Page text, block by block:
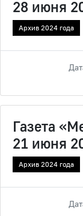
28 июня
Архив 2024 года
Газета
21 июня
Архив 2024 года